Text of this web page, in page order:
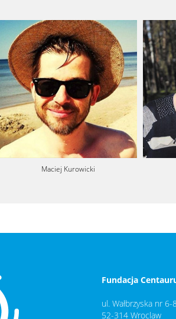
Maciej Kurowicki
Fundacja
ul. Wałbrzyska nr 6-8
52-314 Wroclaw